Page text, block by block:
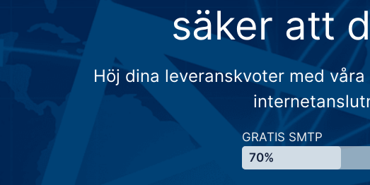
säker att
Höj dina leveranskvoter med
GRATIS SMTP
70%